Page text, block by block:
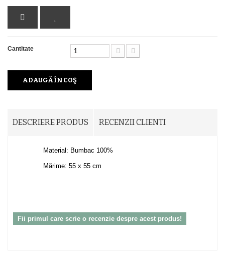
Cantitate
ADAUGĂ ÎN COŞ
DESCRIERE PRODUS RECENZII CLIENTI
Material: Bumbac 100%
Mărime: 55 x 55 cm
Fii primul care scrie o recenzie despre acest produs!